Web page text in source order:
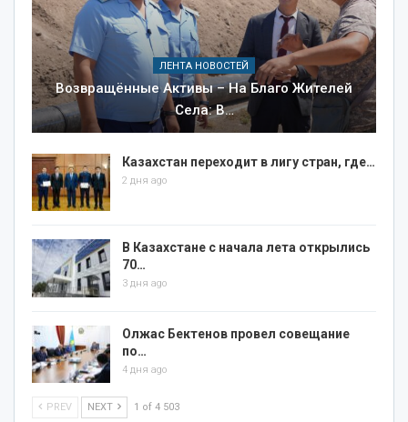
ЛЕНТА НОВОСТЕЙ
Возвращённые Активы – На Благо Жителей
Села: В…
Казахстан переходит в лигу стран, где…
2 дня ago
В Казахстане с начала лета открылись
70…
3 дня ago
Олжас Бектенов провел совещание
по…
4 дня ago
PREV NEXT 1 of 4 503